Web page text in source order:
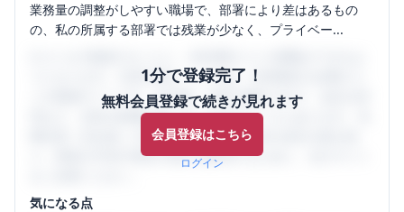
業務量の調整がしやすい職場で、部署により差はあるもの
の、私の所属する部署では残業が少なく、プライベー...
1分で登録完了！
無料会員登録で続きが見れます
会員登録はこちら
ログイン
うになります。SHEHUB(シーハブ)は、女性限定の企業口コ
ミの投稿サイトです。給与面・女性の働きやすさ・会社の評
判など、女性の転職は気にすべき点がたくさんあります。先
輩社員（元社員）の口コミを通して、本当の会社の姿を知
り、将来の不安や現在の悩みを解消するために、ぜひサイト
気になる点